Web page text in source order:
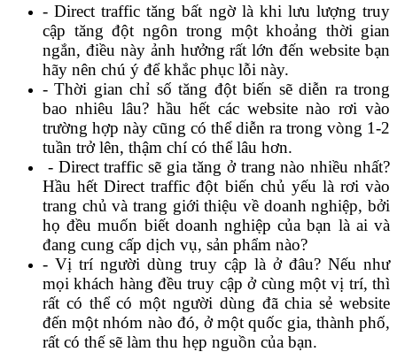
- Direct traffic tăng bất ngờ là khi lưu lượng truy
cập tăng đột ngôn trong một khoảng thời gian
ngắn, điều này ảnh hưởng rất lớn đến website bạn
hãy nên chú ý để khắc phục lỗi này.
- Thời gian chỉ số tăng đột biến sẽ diễn ra trong
bao nhiêu lâu? hầu hết các website nào rơi vào
trường hợp này cũng có thể diễn ra trong vòng 1-2
tuần trở lên, thậm chí có thể lâu hơn.
- Direct traffic sẽ gia tăng ở trang nào nhiều nhất?
Hầu hết Direct traffic đột biến chủ yếu là rơi vào
trang chủ và trang giới thiệu về doanh nghiệp, bởi
họ đều muốn biết doanh nghiệp của bạn là ai và
đang cung cấp dịch vụ, sản phẩm nào?
- Vị trí người dùng truy cập là ở đâu? Nếu như
mọi khách hàng đều truy cập ở cùng một vị trí, thì
rất có thể có một người dùng đã chia sẻ website
đến một nhóm nào đó, ở một quốc gia, thành phố,
rất có thế sẽ làm thu hẹp nguồn của bạn.